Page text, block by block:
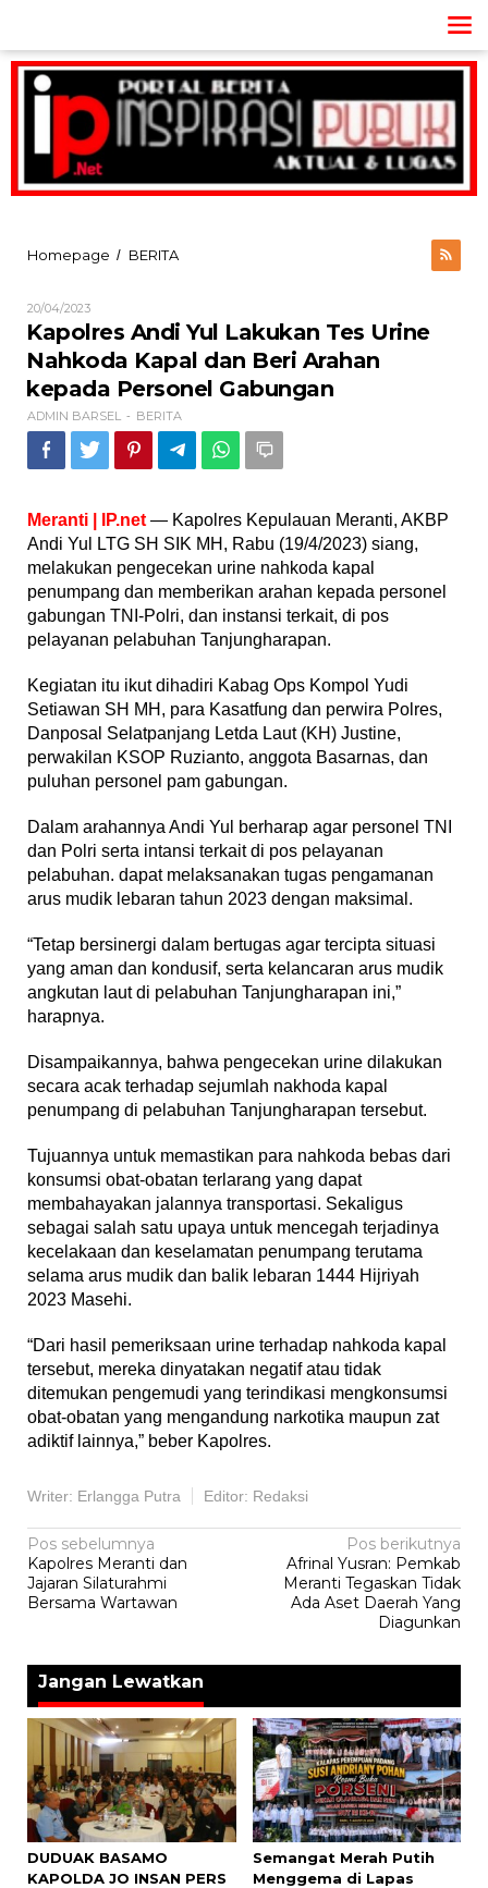
konten
Homepage / BERITAKapolres
Tes
Urine
Nahkoda
Kapal
dan
Beri
Arahan
kepada
20/04/2023Oleh
ADMIN
BARSEL
Kapolres Andi Yul Lakukan Tes Urine
Nahkoda Kapal dan Beri Arahan
kepada Personel Gabungan
ADMIN BARSEL - BERITA
Meranti | IP.net — Kapolres Kepulauan Meranti, AKBP
Andi Yul LTG SH SIK MH, Rabu (19/4/2023) siang,
melakukan pengecekan urine nahkoda kapal
penumpang dan memberikan arahan kepada personel
gabungan TNI-Polri, dan instansi terkait, di pos
pelayanan pelabuhan Tanjungharapan.
Kegiatan itu ikut dihadiri Kabag Ops Kompol Yudi
Setiawan SH MH, para Kasatfung dan perwira Polres,
Danposal Selatpanjang Letda Laut (KH) Justine,
perwakilan KSOP Ruzianto, anggota Basarnas, dan
puluhan personel pam gabungan.
Dalam arahannya Andi Yul berharap agar personel TNI
dan Polri serta intansi terkait di pos pelayanan
pelabuhan. dapat melaksanakan tugas pengamanan
arus mudik lebaran tahun 2023 dengan maksimal.
“Tetap bersinergi dalam bertugas agar tercipta situasi
yang aman dan kondusif, serta kelancaran arus mudik
angkutan laut di pelabuhan Tanjungharapan ini,”
harapnya.
Disampaikannya, bahwa pengecekan urine dilakukan
secara acak terhadap sejumlah nakhoda kapal
penumpang di pelabuhan Tanjungharapan tersebut.
Tujuannya untuk memastikan para nahkoda bebas dari
konsumsi obat-obatan terlarang yang dapat
membahayakan jalannya transportasi. Sekaligus
sebagai salah satu upaya untuk mencegah terjadinya
kecelakaan dan keselamatan penumpang terutama
selama arus mudik dan balik lebaran 1444 Hijriyah
2023 Masehi.
“Dari hasil pemeriksaan urine terhadap nahkoda kapal
tersebut, mereka dinyatakan negatif atau tidak
ditemukan pengemudi yang terindikasi mengkonsumsi
obat-obatan yang mengandung narkotika maupun zat
adiktif lainnya,” beber Kapolres.
Writer: Erlangga Putra Editor: Redaksi
Navigasi
pos
Pos sebelumnya
Kapolres Meranti dan
Jajaran Silaturahmi
Bersama Wartawan
Pos berikutnya
Afrinal Yusran: Pemkab
Meranti Tegaskan Tidak
Ada Aset Daerah Yang
Diagunkan
Jangan Lewatkan
DUDUAK BASAMO
KAPOLDA JO INSAN PERS
Semangat Merah Putih
Menggema di Lapas